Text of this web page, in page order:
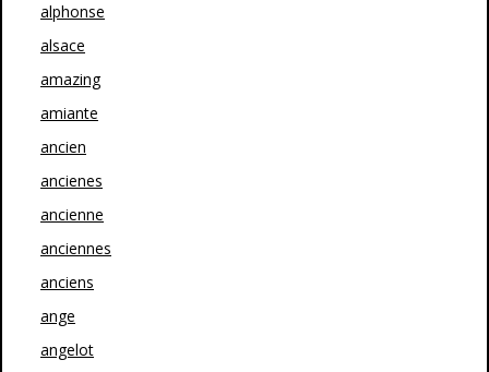
alphonse
alsace
amazing
amiante
ancien
ancienes
ancienne
anciennes
anciens
ange
angelot